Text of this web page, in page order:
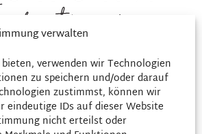
verwalten
verwenden wir Technologien
zu speichern und/oder darauf
zustimmst, können wir
eindeutige IDs auf dieser Website
nicht erteilst oder